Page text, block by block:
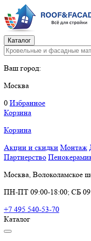
Каталог
Ваш город:
Москва
0 Избранное
Корзина
Корзина
Акции и скидки Монтаж
Партнерство
Москва, Волоколамское
ПН-ПТ 09:00-18:00; СБ
+7 495 540-53-70
Каталог